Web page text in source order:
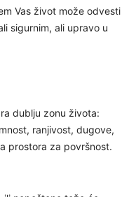
Vas život može odvesti
sigurnim, ali upravo u
dublju zonu života:
ranjivost, dugove,
prostora za površnost.